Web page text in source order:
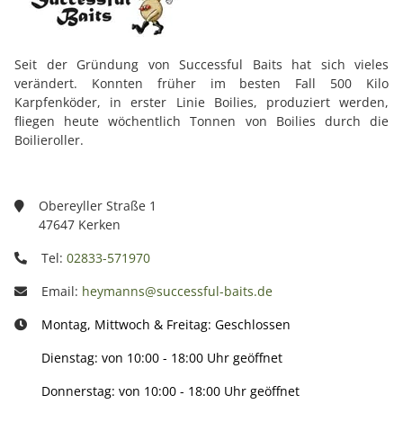
Seit der Gründung von Successful Baits hat sich vieles
verändert. Konnten früher im besten Fall 500 Kilo
Karpfenköder, in erster Linie Boilies, produziert werden,
fliegen heute wöchentlich Tonnen von Boilies durch die
Boilieroller.
Obereyller Straße 1
47647 Kerken
Tel: 02833-571970
Email: heymanns@successful-baits.de
Montag, Mittwoch & Freitag: Geschlossen
Dienstag: von 10:00 - 18:00 Uhr geöffnet
Donnerstag: von 10:00 - 18:00 Uhr geöffnet